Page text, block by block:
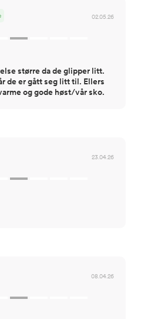
02.05.26
større da de glipper litt.
de er gått seg litt til. Ellers
og gode høst/vår sko.
23.04.26
08.04.26